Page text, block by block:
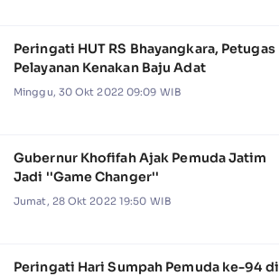
Peringati HUT RS Bhayangkara, Petugas
Pelayanan Kenakan Baju Adat
Minggu, 30 Okt 2022 09:09 WIB
Gubernur Khofifah Ajak Pemuda Jatim
Jadi ''Game Changer''
Jumat, 28 Okt 2022 19:50 WIB
Peringati Hari Sumpah Pemuda ke-94 di